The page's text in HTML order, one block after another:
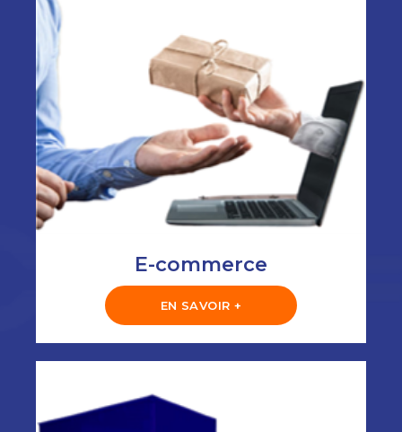
E-commerce
EN SAVOIR +